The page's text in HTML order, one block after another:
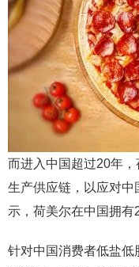
而进入中国超过20年
生产供应链，以应对中
示，荷美尔在中国拥有
针对中国消费者低盐